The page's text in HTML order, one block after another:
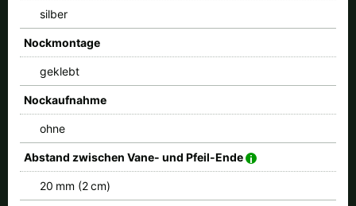
silber
Nockmontage
geklebt
Nockaufnahme
ohne
Abstand zwischen Vane- und Pfeil-Ende
20 mm (2 cm)